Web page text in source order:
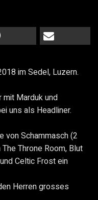
im Sedel, Luzern.
mit Marduk und
uns als Headliner.
von Schammasch (2
Throne Room, Blut
Celtic Frost ein
Herren grosses